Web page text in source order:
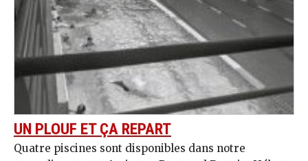
UN PLOUF ET ÇA REPART
Quatre piscines sont disponibles dans notre